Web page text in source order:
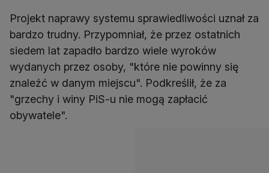
Projekt naprawy systemu sprawiedliwości uznał za
bardzo trudny. Przypomniał, że przez ostatnich
siedem lat zapadło bardzo wiele wyroków
wydanych przez osoby, "które nie powinny się
znaleźć w danym miejscu". Podkreślił, że za
"grzechy i winy PiS-u nie mogą zapłacić
obywatele".